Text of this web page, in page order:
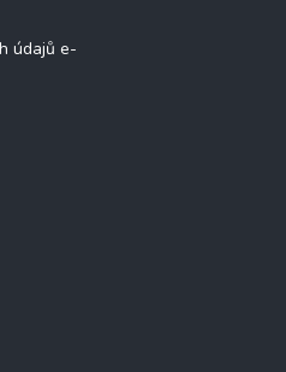
údajů e-